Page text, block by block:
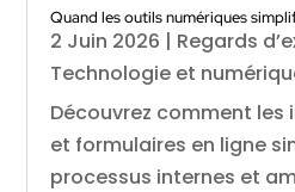
Quand les outils numériques
2 Juin 2026 | Regards
Technologie et
Découvrez comment
et formulaires en ligne
processus internes et